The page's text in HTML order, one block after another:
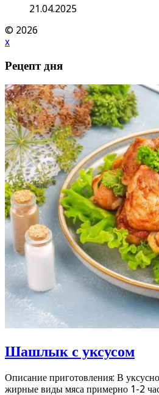
21.04.2025
© 2026
x
Рецепт дня
Шашлык с уксусом
Описание приготовления: В
жирные виды мяса примерно 1-2